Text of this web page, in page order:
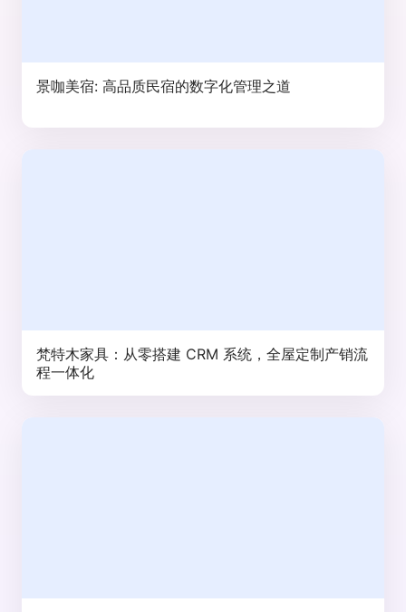
景咖美宿: 高品质民宿的数字化管理之道
梵特木家具：从零搭建 CRM 系统，全屋定制产销流
程一体化